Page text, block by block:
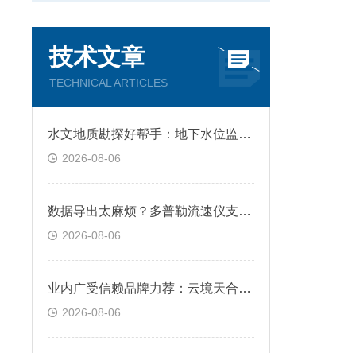
技术文章
TECHNICAL ARTICLES
水文地质勘探好帮手：地下水位监测仪支持手机APP蓝牙接收，现场调试更便捷
2026-08-06
数据导出太麻烦？多普勒流速仪支持U盘一键导出万条数据，现场分析更高效
2026-08-06
业内广受信赖品牌力荐​：云境天合荧光定量PCR仪，智能高效助力科研新突破
2026-08-06